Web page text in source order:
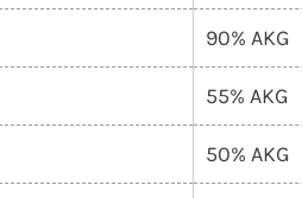
90% AKG
55% AKG
50% AKG